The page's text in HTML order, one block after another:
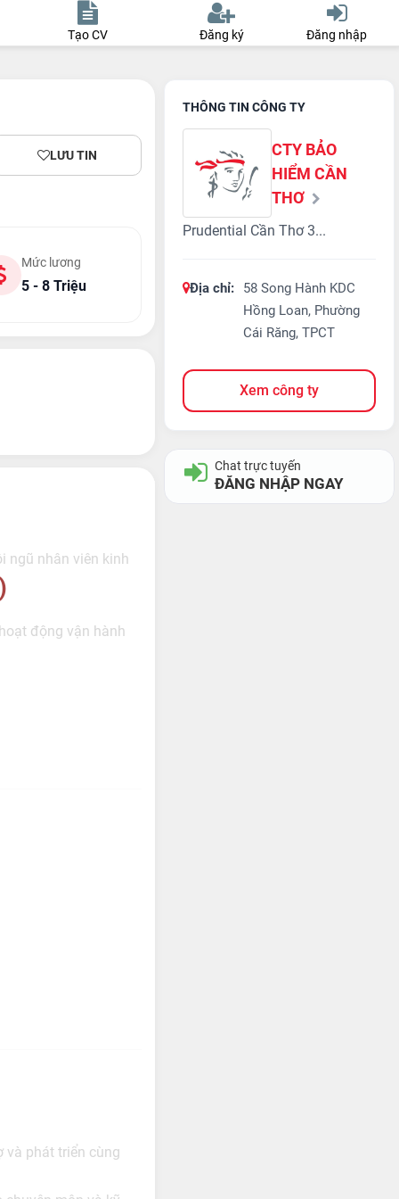
Tạo CV Đăng ký Đăng nhập
LƯU TIN
Mức lương
5 - 8 Triệu
ngũ nhân viên kinh
động vận hành
và phát triển cùng
THÔNG TIN CÔNG TY
CTY BẢO
HIỂM CẦN
THƠ
Prudential Cần Thơ 3...
Địa chỉ:
58 Song Hành KDC
Hồng Loan, Phường
Cái Răng, TPCT
Xem công ty
Chat trực tuyến
ĐĂNG NHẬP NGAY